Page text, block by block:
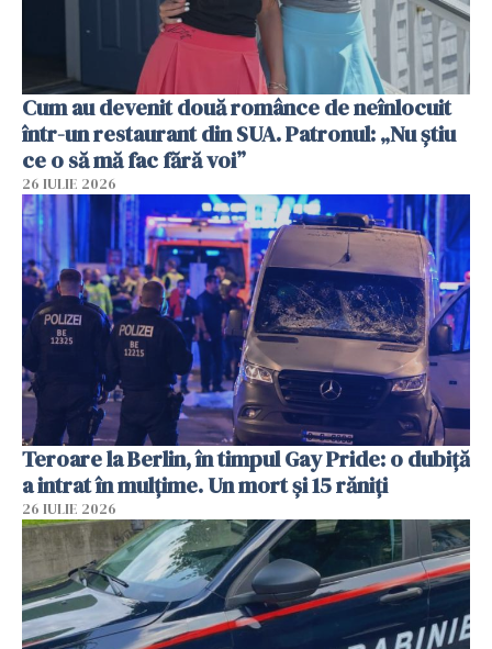
Cum au devenit două românce de neînlocuit
într-un restaurant din SUA. Patronul: „Nu știu
ce o să mă fac fără voi”
26 IULIE 2026
Teroare la Berlin, în timpul Gay Pride: o dubiță
a intrat în mulțime. Un mort și 15 răniți
26 IULIE 2026